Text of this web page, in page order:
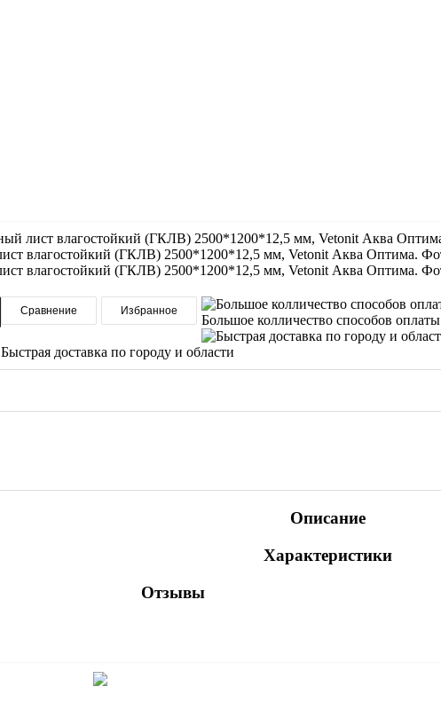
Сравнение Избранное
Большое колличество способов оплаты
Быстрая доставка по городу и области
Описание
Характеристики
Отзывы